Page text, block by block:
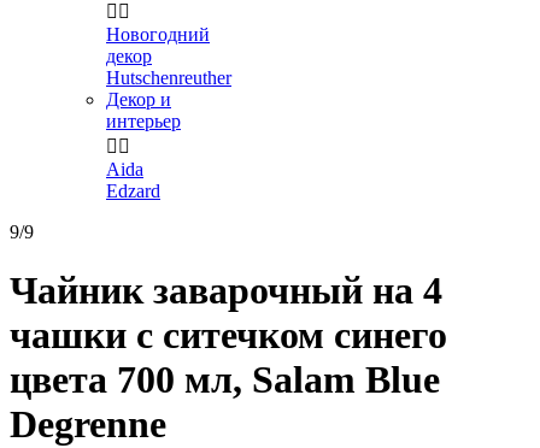
 
Новогодний
декор
Hutschenreuther
Декор и
интерьер
 
Aida
Edzard
9/9
Чайник заварочный на 4
чашки с ситечком синего
цвета 700 мл, Salam Blue
Degrenne